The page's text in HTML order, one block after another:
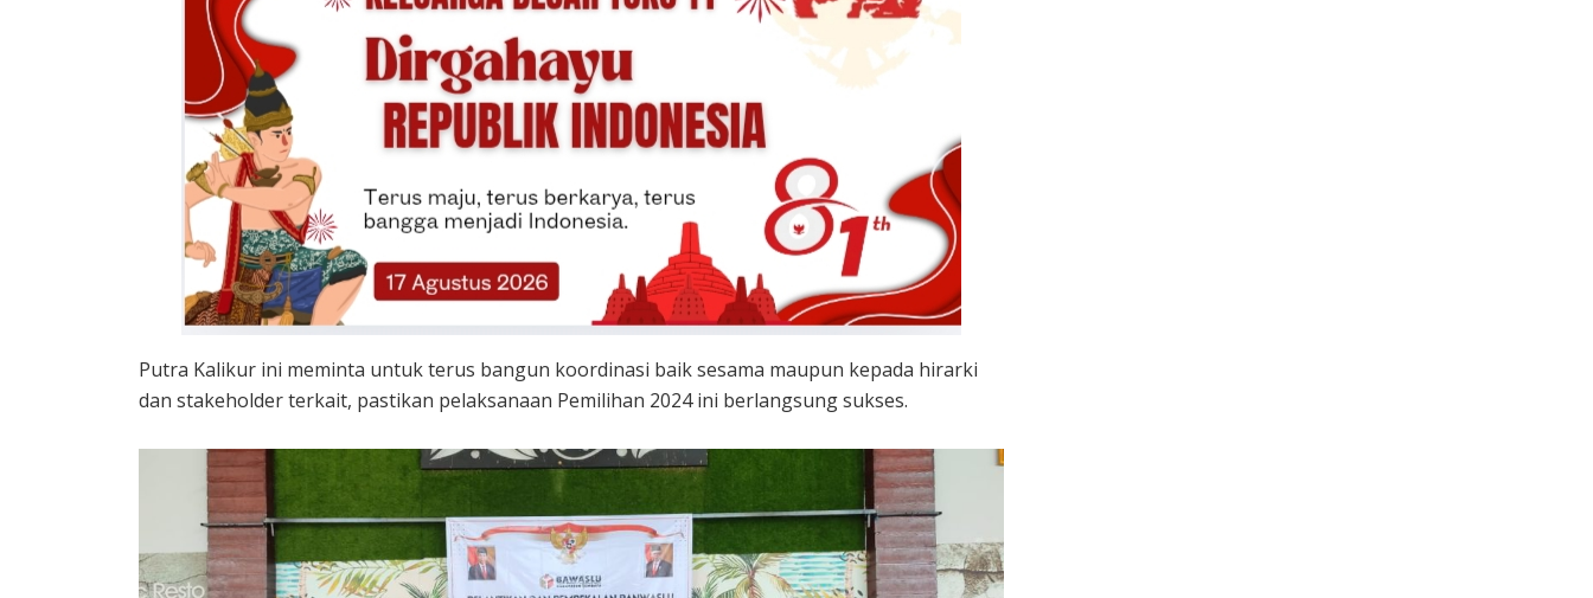
Putra Kalikur ini meminta untuk terus bangun koordinasi baik sesama maupun kepada hirarki
dan stakeholder terkait, pastikan pelaksanaan Pemilihan 2024 ini berlangsung sukses.